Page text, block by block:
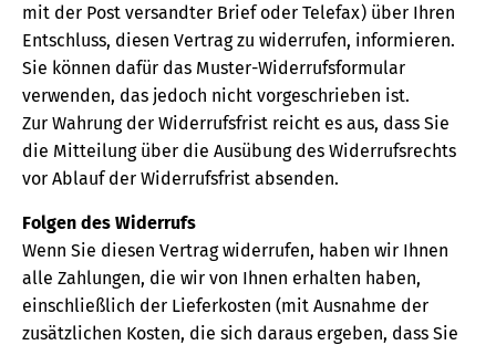
mit der Post versandter Brief oder Telefax) über Ihren
Entschluss, diesen Vertrag zu widerrufen, informieren.
Sie können dafür das Muster-Widerrufsformular
verwenden, das jedoch nicht vorgeschrieben ist.
Zur Wahrung der Widerrufsfrist reicht es aus, dass Sie
die Mitteilung über die Ausübung des Widerrufsrechts
vor Ablauf der Widerrufsfrist absenden.
Folgen des Widerrufs
Wenn Sie diesen Vertrag widerrufen, haben wir Ihnen
alle Zahlungen, die wir von Ihnen erhalten haben,
einschließlich der Lieferkosten (mit Ausnahme der
zusätzlichen Kosten, die sich daraus ergeben, dass Sie